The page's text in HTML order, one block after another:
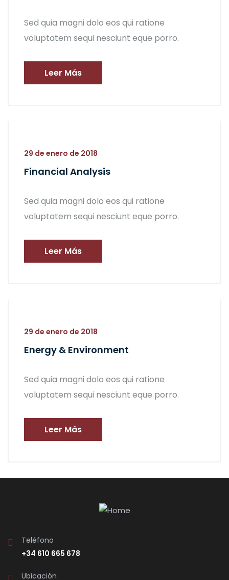
Sed quia magni dolo eos qui ratione
voluptatem sequi nesciunt eque porro.
Leer Más
29 de enero de 2018
Financial Analysis
Sed quia magni dolo eos qui ratione
voluptatem sequi nesciunt eque porro.
Leer Más
29 de enero de 2018
Energy & Environment
Sed quia magni dolo eos qui ratione
voluptatem sequi nesciunt eque porro.
Leer Más
Teléfono
+34 610 665 678
Ubicación